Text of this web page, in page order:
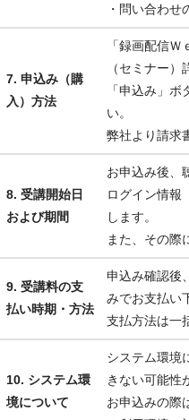
・問い合わせ
7. 申込み（購
入）方法
「録画配信
（セミナー）
「申込み」
い。
弊社より請求
8. 受講開始日
および期間
お申込み後、
ログイン情報
します。
また、その際
9. 受講料の支
払い時期・方法
申込み確認後
みでお支払い
支払方法は一
10. システム環
境について
システム環境
きない可能性
お申込みの際